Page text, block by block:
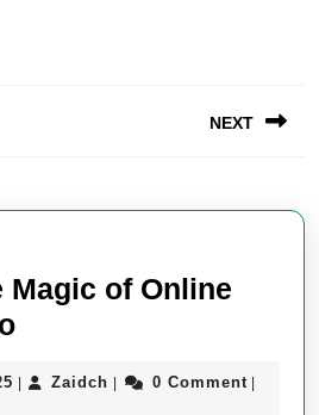
NEXT
post:
Magic of Online
Discover
Magic
September
| Zaidch Zaidch
| 0 Comment |